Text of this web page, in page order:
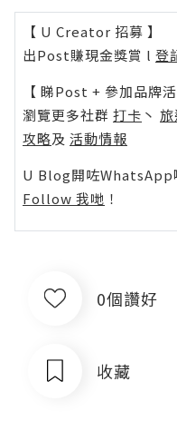
【 U Creator 招募 】
出Post賺現金獎賞 l 登
【 睇Post + 參加品牌活
瀏覽更多社群 打卡 丶
攻略及 活動情報
U Blog開咗WhatsApp
Follow 我哋 ！
0個讚好
收藏